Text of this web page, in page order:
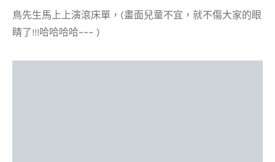
鳥先生馬上上演滾床單，(畫面兒童不宜，就不傷大家的眼
睛了!!!哈哈哈哈~~~ )